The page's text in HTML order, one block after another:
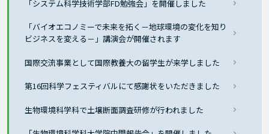
「システム科学技術学部FD勉強会」を開催しました
「バイオエコノミーで未来を拓く－地球環境の変化を知り
ビジネスを変える－」講演会が開催されます
国際交流事業として国際教養大の留学生が来学しました
第16回科学フェスティバルにて感謝状をいただきました
生物環境科学科で土壌断面調査研修が行われました